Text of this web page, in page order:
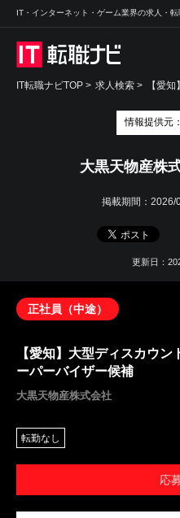
IT・インターネット・ゲーム業界の求人・転
IT転職ナビTOP > 求人検索 > 【愛
情報提供元：
大黒天物産株
掲載期間： 2026/
更新日：
正社員（中途）
【愛知】大型ディスカウ
ーパーバイザー候補
大黒天物産株式会社
転勤なし
応